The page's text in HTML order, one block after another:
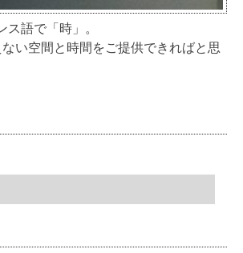
語で「時」。
い空間と時間をご提供できればと思